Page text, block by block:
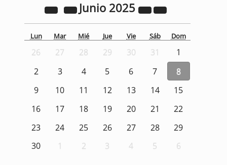
Junio 2025
Lun Mar Mié Jue Vie Sáb Dom
26 27 28 29 30 31
1
2
3 4 5 6 7
8
9
10 11 12 13 14
15
16
17 18 19 20 21
22
23
24 25 26 27 28
29
30
1 2 3 4 5 6